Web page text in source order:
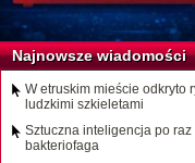
Najnowsze wiadomości
W etruskim mieście odkryto
ludzkimi szkieletami
Sztuczna inteligencja po
bakteriofaga